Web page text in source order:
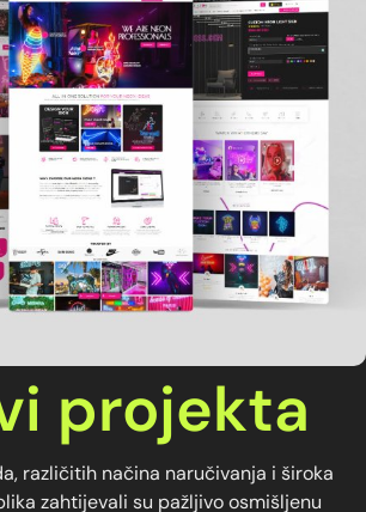
projekta
različitih načina naručivanja i široka
zahtijevali su pažljivo osmišljenu